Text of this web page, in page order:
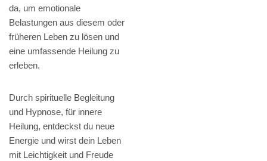
da, um emotionale
Belastungen aus diesem oder
früheren Leben zu lösen und
eine umfassende Heilung zu
erleben.
Durch spirituelle Begleitung
und Hypnose, für innere
Heilung, entdeckst du neue
Energie und wirst dein Leben
mit Leichtigkeit und Freude